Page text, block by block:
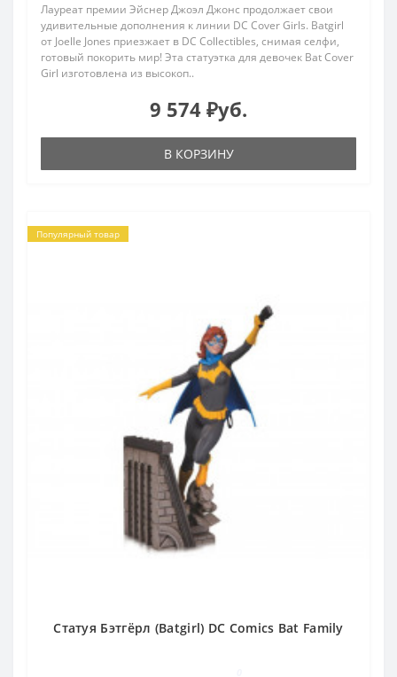
Лауреат премии Эйснер Джоэл Джонс продолжает свои
удивительные дополнения к линии DC Cover Girls. Batgirl
от Joelle Jones приезжает в DC Collectibles, снимая селфи,
готовый покорить мир! Эта статуэтка для девочек Bat Cover
Girl изготовлена из высокоп..
9 574 ₽уб.
В КОРЗИНУ
Популярный товар
Статуя Бэтгёрл (Batgirl) DC Comics Bat Family